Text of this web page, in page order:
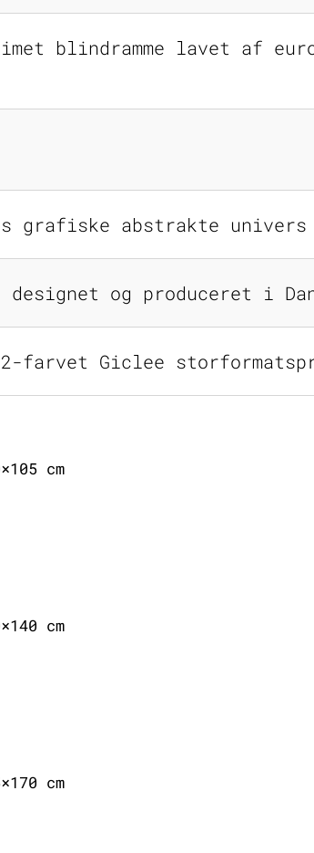
blindramme lavet af
grafiske abstrakte univers
designet og produceret i
farvet Giclee
cm
cm
cm